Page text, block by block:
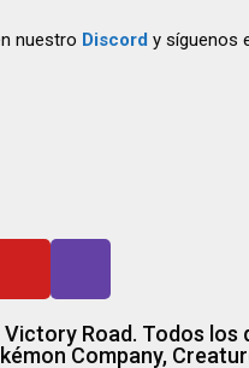
nuestro Discord y síguenos
Road. Todos
Company,